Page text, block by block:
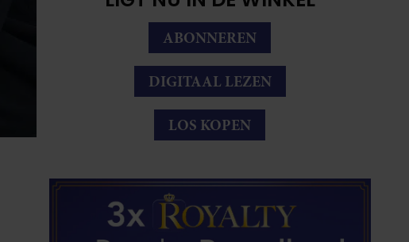
ABONNEREN
DIGITAAL LEZEN
LOS KOPEN